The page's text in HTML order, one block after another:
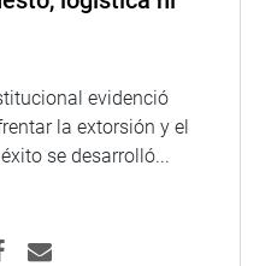
evidenció
la extorsión y el
se desarrolló...